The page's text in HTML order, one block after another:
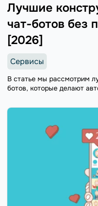
Лучшие
чат-ботов без
[2026]
Сервисы
В статье мы рассмотрим
ботов, которые делают